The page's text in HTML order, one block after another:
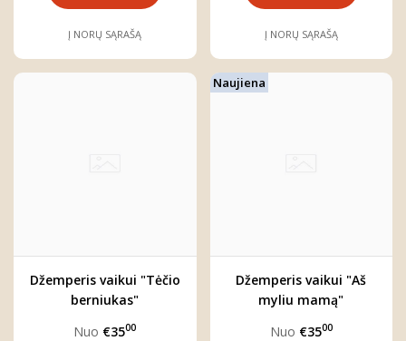
Į NORŲ SĄRAŠĄ Į NORŲ SĄRAŠĄ
Džemperis vaikui "Tėčio
berniukas"
Nuo €3500
Naujiena
Džemperis vaikui "Aš
myliu mamą"
Nuo €3500